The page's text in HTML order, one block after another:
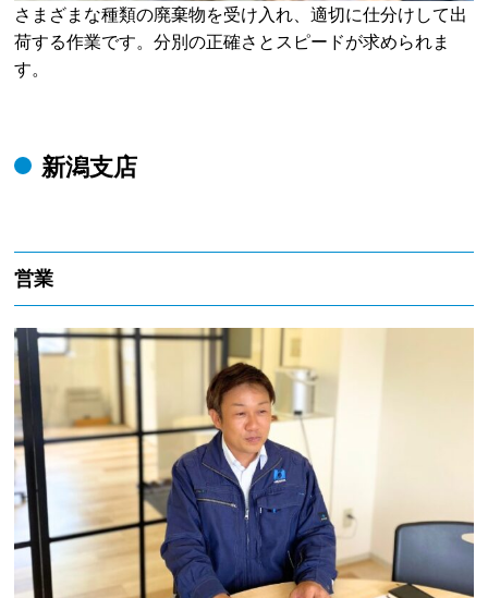
さまざまな種類の廃棄物を受け入れ、適切に仕分けして出
荷する作業です。分別の正確さとスピードが求められま
す。
新潟支店
営業